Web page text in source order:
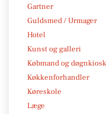
Gartner
Guldsmed / Urmager
Hotel
Kunst og galleri
Købmand og døgnkiosk
Køkkenforhandler
Køreskole
Læge